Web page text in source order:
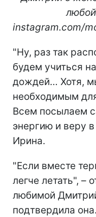
instagram.com/
"Ну, раз так
будем учиться
дождей… Хотя,
необходимым
Всем посылаем
энергию и веру
Ирина.
"Если вместе
легче летать", –
любимой
подтвердила она.